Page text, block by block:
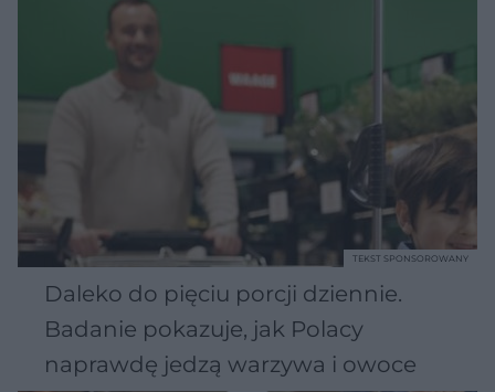
Daleko do pięciu porcji dziennie.
Badanie pokazuje, jak Polacy
naprawdę jedzą warzywa i owoce
TEKST SPONSOROWANY